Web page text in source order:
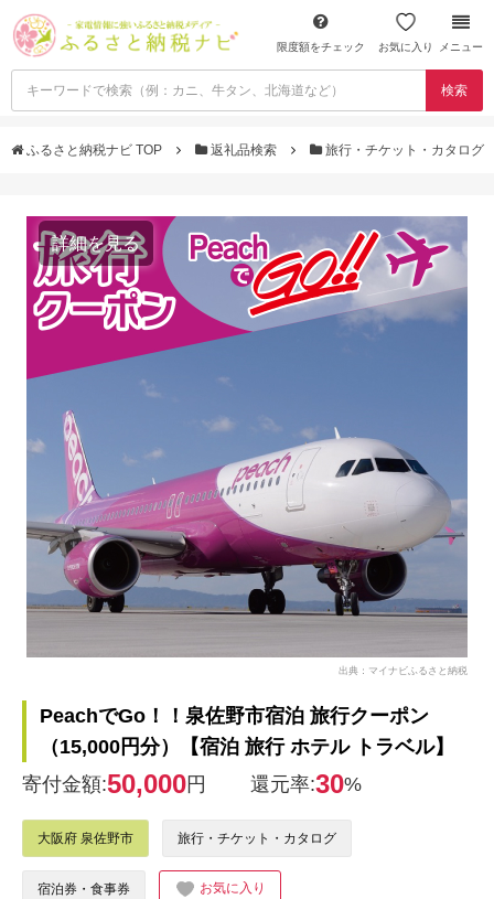
限度額をチェック お気に入り メニュー
検索
ふるさと納税ナビ TOP 返礼品検索 旅行・チケット・カタログ
詳細を見る
出典：マイナビふるさと納税
PeachでGo！！泉佐野市宿泊 旅行クーポン
（15,000円分）【宿泊 旅行 ホテル トラベル】
寄付金額:50,000円 還元率:30%
大阪府 泉佐野市 旅行・チケット・カタログ
宿泊券・食事券 お気に入り